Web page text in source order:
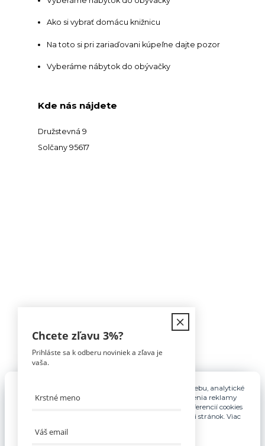
Ako si vybrať domácu knižnicu
Na toto si pri zariaďovani kúpeľne dajte pozor
Vyberáme nábytok do obývačky
Kde nás nájdete
Družstevná 9
Solčany 95617
Tomáš Hula
Pre základnú funkčnosť, spríjemnenie používania webu, analytické
účely a v prípade udelenia súhlasu aj na účely cielenia reklamy
využívame súbory cookies. Nastavenie vlastných preferencií cookies
môžete kedykoľvek upraviť odkazom v spodnej časti stránok. Viac
Chcete zľavu 3%?
Prihláste sa k odberu noviniek a zľava je
vaša.